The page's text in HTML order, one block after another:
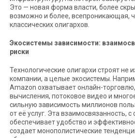
Это — новая форма власти, более
возможно и более, всепроникающая,
классических олигархов.
Экосистемы зависимости:
риски
Технологические олигархи строят не
компании, а целые экосистемы.
Amazon охватывает онлайн-
вычисления, потоковое видео и
сильную зависимость миллионов
от её услуг. Эта взаимосвязанность,
обеспечивает удобство и
создает монополистические